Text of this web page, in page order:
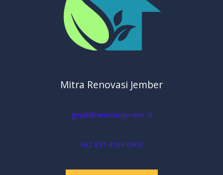
Mitra Renovasi Jember
gmail@renovasijember.id
+62 851-4106-0909